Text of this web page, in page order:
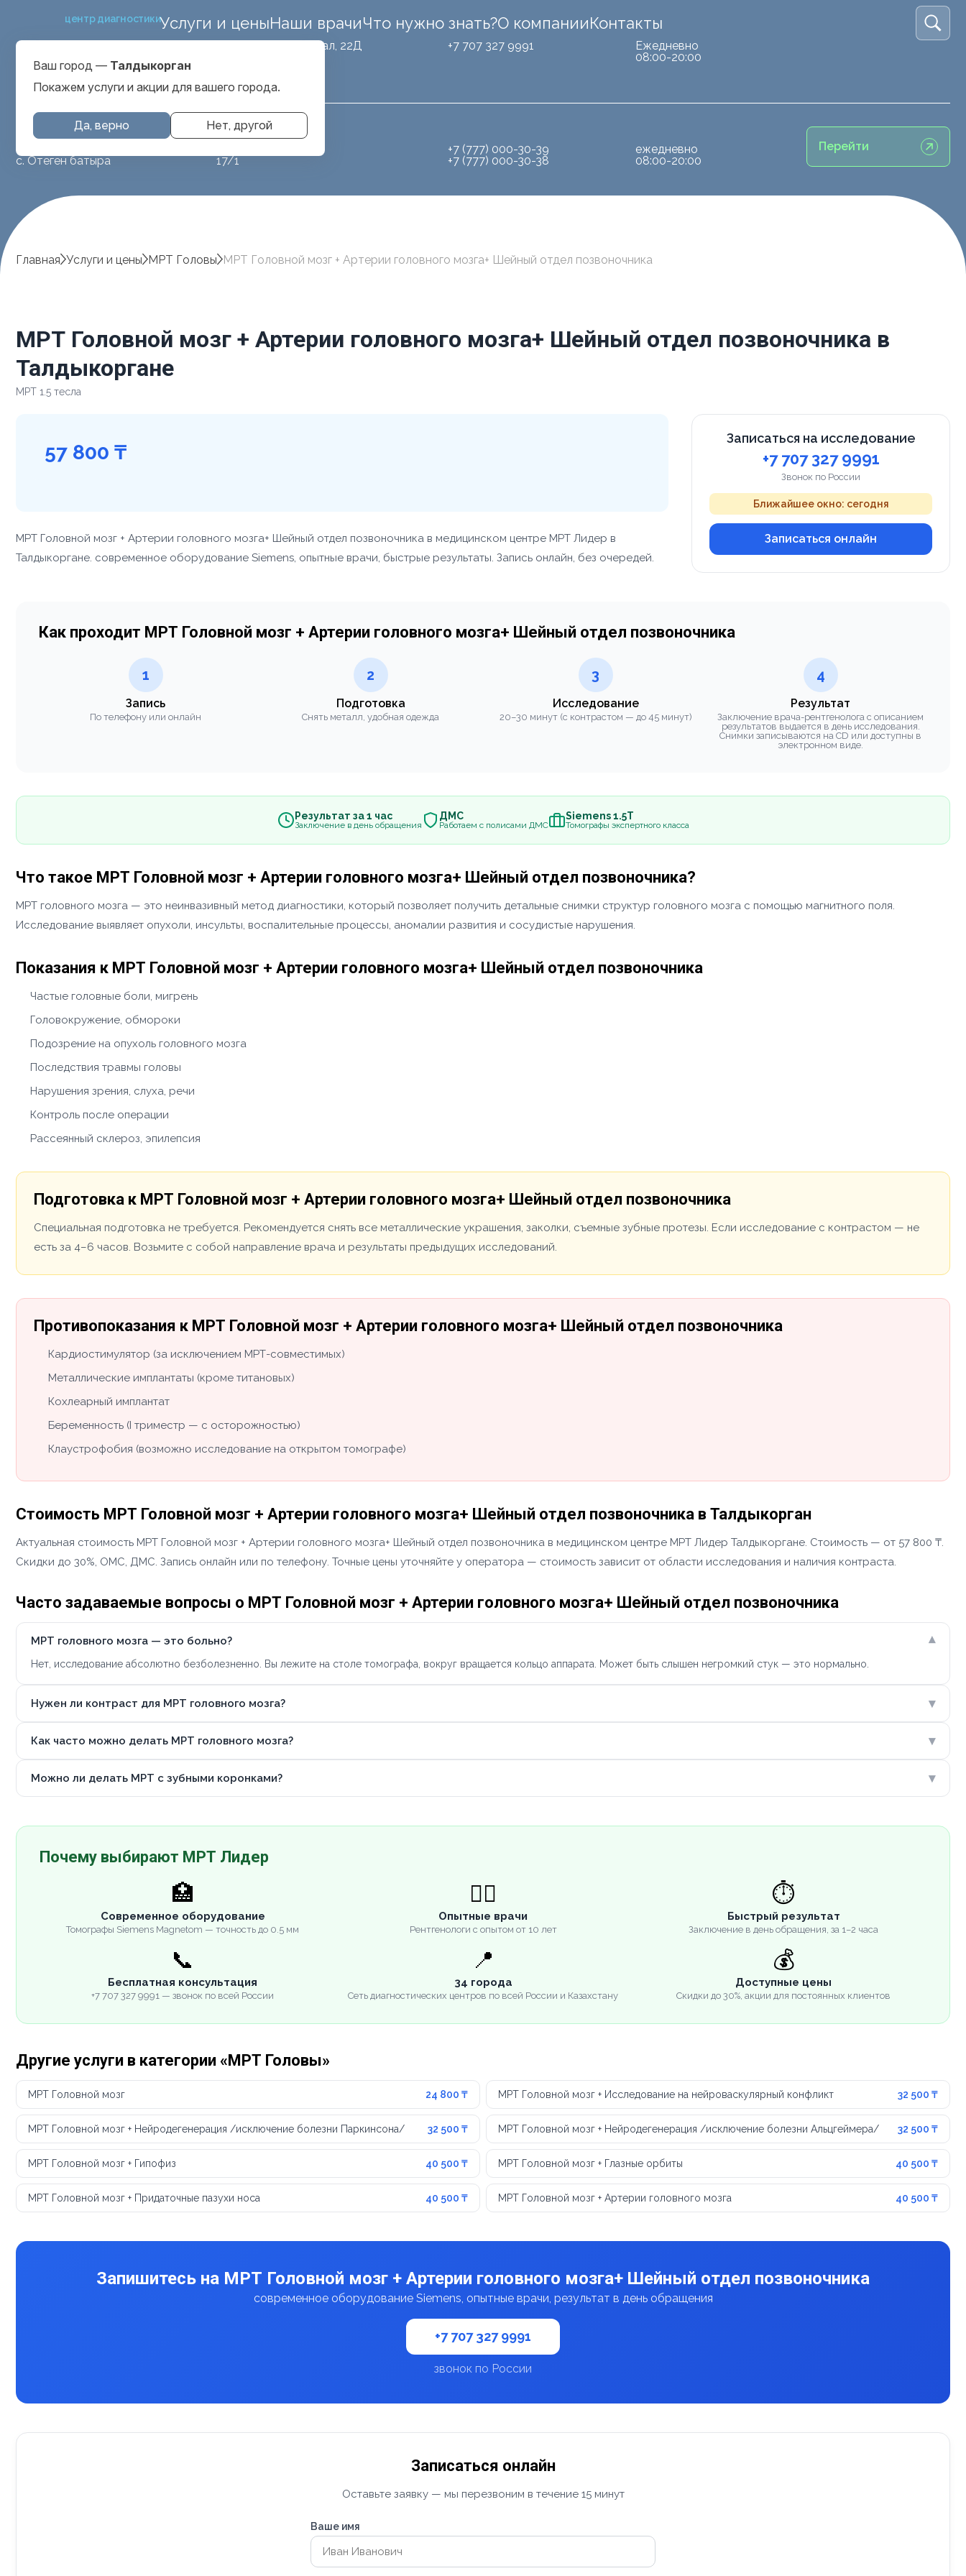
центр диагностикиУслуги и ценыНаши врачиЧто нужно знать?О компанииКонтакты
Выбрать город
Талдыкорган
МРТ животным
с. Отеген батыра
микрорайон Каратал, 22Д
17/1
+7 707 327 9991
+7 (777) 000-30-39
+7 (777) 000-30-38
Ежедневно
08:00-20:00
ежедневно
08:00-20:00
Перейти
Ваш город — Талдыкорган
Покажем услуги и акции для вашего города.
Да, верно Нет, другой
Главная Услуги и цены МРТ Головы МРТ Головной мозг + Артерии головного мозга+ Шейный отдел позвоночника
МРТ Головной мозг + Артерии головного мозга+ Шейный отдел позвоночника в
Талдыкоргане
МРТ 1.5 тесла
57 800 ₸
МРТ Головной мозг + Артерии головного мозга+ Шейный отдел позвоночника в медицинском центре МРТ Лидер в
Талдыкоргане. современное оборудование Siemens, опытные врачи, быстрые результаты. Запись онлайн, без очередей.
Записаться на исследование
+7 707 327 9991
Звонок по России
Ближайшее окно: сегодня
Записаться онлайн
Как проходит МРТ Головной мозг + Артерии головного мозга+ Шейный отдел позвоночника
1
Запись
По телефону или онлайн
2
Подготовка
Снять металл, удобная одежда
3
Исследование
20–30 минут (с контрастом — до 45 минут)
4
Результат
Заключение врача-рентгенолога с описанием
результатов выдается в день исследования.
Снимки записываются на CD или доступны в
электронном виде.
Результат за 1 час
Заключение в день обращения
ДМС
Работаем с полисами ДМС
Siemens 1.5Т
Томографы экспертного класса
Что такое МРТ Головной мозг + Артерии головного мозга+ Шейный отдел позвоночника?
МРТ головного мозга — это неинвазивный метод диагностики, который позволяет получить детальные снимки структур головного мозга с помощью магнитного поля.
Исследование выявляет опухоли, инсульты, воспалительные процессы, аномалии развития и сосудистые нарушения.
Показания к МРТ Головной мозг + Артерии головного мозга+ Шейный отдел позвоночника
Частые головные боли, мигрень
Головокружение, обмороки
Подозрение на опухоль головного мозга
Последствия травмы головы
Нарушения зрения, слуха, речи
Контроль после операции
Рассеянный склероз, эпилепсия
Подготовка к МРТ Головной мозг + Артерии головного мозга+ Шейный отдел позвоночника
Специальная подготовка не требуется. Рекомендуется снять все металлические украшения, заколки, съемные зубные протезы. Если исследование с контрастом — не
есть за 4–6 часов. Возьмите с собой направление врача и результаты предыдущих исследований.
Противопоказания к МРТ Головной мозг + Артерии головного мозга+ Шейный отдел позвоночника
Кардиостимулятор (за исключением МРТ-совместимых)
Металлические имплантаты (кроме титановых)
Кохлеарный имплантат
Беременность (I триместр — с осторожностью)
Клаустрофобия (возможно исследование на открытом томографе)
Стоимость МРТ Головной мозг + Артерии головного мозга+ Шейный отдел позвоночника в Талдыкорган
Актуальная стоимость МРТ Головной мозг + Артерии головного мозга+ Шейный отдел позвоночника в медицинском центре МРТ Лидер Талдыкоргане. Стоимость — от 57 800 ₸.
Скидки до 30%, ОМС, ДМС. Запись онлайн или по телефону. Точные цены уточняйте у оператора — стоимость зависит от области исследования и наличия контраста.
Часто задаваемые вопросы о МРТ Головной мозг + Артерии головного мозга+ Шейный отдел позвоночника
МРТ головного мозга — это больно? ▾
Нет, исследование абсолютно безболезненно. Вы лежите на столе томографа, вокруг вращается кольцо аппарата. Может быть слышен негромкий стук — это нормально.
Нужен ли контраст для МРТ головного мозга? ▾
Как часто можно делать МРТ головного мозга? ▾
Можно ли делать МРТ с зубными коронками? ▾
Почему выбирают МРТ Лидер
🏥
Современное оборудование
Томографы Siemens Magnetom — точность до 0.5 мм
👨‍⚕️
Опытные врачи
Рентгенологи с опытом от 10 лет
⏱️
Быстрый результат
Заключение в день обращения, за 1–2 часа
📞
Бесплатная консультация
+7 707 327 9991 — звонок по всей России
📍
34 города
Сеть диагностических центров по всей России и Казахстану
💰
Доступные цены
Скидки до 30%, акции для постоянных клиентов
Другие услуги в категории «МРТ Головы»
МРТ Головной мозг 24 800 ₸ МРТ Головной мозг + Исследование на нейроваскулярный конфликт 32 500 ₸
МРТ Головной мозг + Нейродегенерация /исключение болезни Паркинсона/ 32 500 ₸ МРТ Головной мозг + Нейродегенерация /исключение болезни Альцгеймера/ 32 500 ₸
МРТ Головной мозг + Гипофиз 40 500 ₸ МРТ Головной мозг + Глазные орбиты 40 500 ₸
МРТ Головной мозг + Придаточные пазухи носа 40 500 ₸ МРТ Головной мозг + Артерии головного мозга 40 500 ₸
Запишитесь на МРТ Головной мозг + Артерии головного мозга+ Шейный отдел позвоночника
современное оборудование Siemens, опытные врачи, результат в день обращения
+7 707 327 9991
звонок по России
Записаться онлайн
Оставьте заявку — мы перезвоним в течение 15 минут
Ваше имя